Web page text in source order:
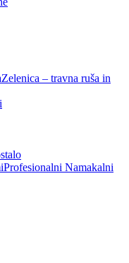
Zelenica – travna ruša in
Profesionalni Namakalni